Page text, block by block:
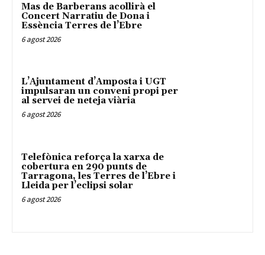
Mas de Barberans acollirà el
Concert Narratiu de Dona i
Essència Terres de l’Ebre
6 agost 2026
L’Ajuntament d’Amposta i UGT
impulsaran un conveni propi per
al servei de neteja viària
6 agost 2026
Telefònica reforça la xarxa de
cobertura en 290 punts de
Tarragona, les Terres de l’Ebre i
Lleida per l’eclipsi solar
6 agost 2026